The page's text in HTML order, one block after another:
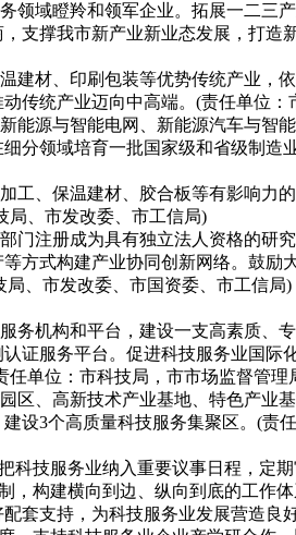
领域瞪羚和领军企业。拓展一二
支撑我市新产业新业态发展，打造
建材、印刷包装等优势传统产业，
传统产业迈向中高端。(责任单位
能源与智能电网、新能源汽车与智
分领域培育一批国家级和省级制造
、保温建材、胶合板等有影响力
局、市发改委、市工信局)
门注册成为具有独立法人资格的
方式构建产业协同创新网络。鼓
、市发改委、市国资委、市工信局)
机构和平台，建设一支高素质、
证服务平台。促进科技服务业国
任单位：市科技局，市市场监督管理
区、高新技术产业基地、特色产
设3个高质量科技服务集聚区。(责
技服务业纳入重要议事日程，定
构建横向到边、纵向到底的工作
套支持，为科技服务业发展营造良